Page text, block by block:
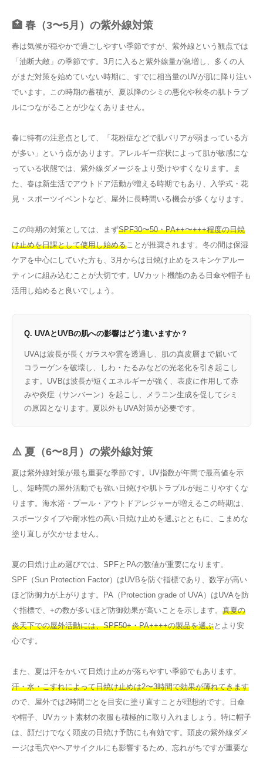
🏥 春（3〜5月）の紫外線対策
春は気候が穏やかで過ごしやすい季節ですが、紫外線という観点では
「油断大敵」の季節です。3月に入ると紫外線量が急増し、多くの人
がまだ対策を始めていない時期に、すでに相当量のUVが肌に降り注い
でいます。この時期の蓄積が、夏以降のシミの悪化や秋冬の肌トラブ
ルにつながることが少なくありません。
春に特有の注意点として、「花粉症などで肌バリアが弱まっている方
が多い」という点があります。アレルギー症状によって肌が敏感にな
っている状態では、紫外線ダメージをより受けやすくなります。ま
た、春は新生活でアウトドア活動が増える時期でもあり、入学式・花
見・スポーツイベントなど、屋外に長時間いる機会が多くなります。
この時期の対策としては、まずSPF30〜50・PA++〜+++程度の日焼
け止めを日課として使用し始めることが推奨されます。冬の間は保湿
ケアを中心にしていた方も、3月からは日焼け止めをスキンケアルー
ティンに組み込むことが大切です。UVカット機能のある日傘や帽子も
活用し始めると良いでしょう。
Q. UVAとUVBの肌への影響はどう違いますか？
UVAは波長が長くガラスや雲を透過し、肌の真皮層まで届いて
コラーゲンを破壊し、しわ・たるみなどの光老化を引き起こし
ます。UVBは波長が短くエネルギーが強く、表皮に作用して赤
みや炎症（サンバーン）を起こし、メラニン生成を促してシミ
の原因となります。夏以外もUVA対策が必要です。
⚠️ 夏（6〜8月）の紫外線対策
夏は紫外線対策が最も重要な季節です。UV指数が年間で最高値を示
し、短時間の屋外活動でも強い日焼けや肌トラブルが起こりやすくな
ります。海水浴・プール・アウトドアレジャーが増えるこの時期は、
スポーツタイプや耐水性の高い日焼け止めを選ぶとともに、こまめな
塗り直しが欠かせません。
夏の日焼け止め選びでは、SPFとPAの数値が重要になります。
SPF（Sun Protection Factor）はUVBを防ぐ指標であり、数字が高い
ほど防御力が上がります。PA（Protection grade of UVA）はUVAを防
ぐ指標で、+の数が多いほど防御効果が高いことを示します。 真夏の
炎天下での屋外活動には、SPF50+・PA++++の製品を選ぶとより安
心です。
また、夏は汗をかいて日焼け止めが落ちやすい季節でもあります。
汗・水・こすれによって日焼け止めは2〜3時間で効果が薄れてきます
ので、屋外では2時間ごとを目安に塗り直すことが理想的です。日傘
や帽子、UVカット素材の衣服も積極的に取り入れましょう。特に帽子
は、顔だけでなく頭皮の日焼け予防にも有効です。頭皮の紫外線ダメ
ージは毛穴やヘアサイクルにも影響するため、忘れがちですが重要な